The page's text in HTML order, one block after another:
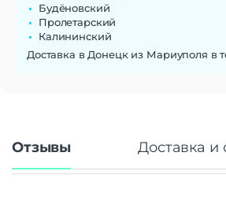
Разрешение
Частота обновления экрана
Технология HDR
Процессор
Процессор
Будёновский
Пролетарский
Калининский
Доставка в Донецк из Мариуполя в
Отзывы Доставка и